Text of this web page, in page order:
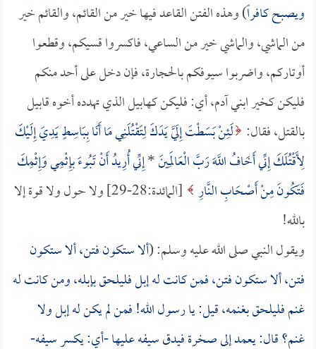
ويصبح كافراً) وهذه الفتن القاعد فيها خير من القائم، والقائم خير
من الماشي، والماشي خير من الساعي، فاكسروا قسيكم، وقطعوا
أوتاركم، واضربوا سيوفكم بالحجارة، فإن دخل على أحد منكم
فليكن كخير ابني آدم، أي: فليكن كهابيل الذي تهدده أخوه قابيل
بالقتل، فقال: لَئِنْ بَسَطْتَ إِلَيَّ يَدَكَ لِتَقْتُلَنِي مَا أَنَا بِبَاسِطٍ يَدِيَ إِلَيْكَ
لِأَقْتُلَكَ إِنِّي أَخَافُ اللَّهَ رَبَّ الْعَالَمِينَ*إِنِّي أُرِيدُ أَنْ تَبُوءَ بإِثْمِي وَإِثْمِكَ
فَتَكُونَ مِنْ أَصْحَابِ النَّارِ
[المائدة:28-29] ولا حول ولا قوة إلا
بالله!
ويقول النبي صلى الله عليه وسلم: (ألا ستكون فتن، ألا ستكون
فتن، ألا ستكون فتن، فمن كانت له إبل فليلحق بإبله، ومن كانت له
غنم فليلحق بغنمه، قيل: يا رسول الله! فمن لم يكن له إبل ولا
غنم؟ قال: يعمد إلى صخرة فيدق سيفه عليها -أي: يكسر سيفه-